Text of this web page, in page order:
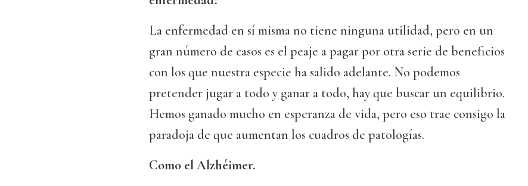
La enfermedad en sí misma no tiene ninguna utilidad, pero en un
gran número de casos es el peaje a pagar por otra serie de beneficios
con los que nuestra especie ha salido adelante. No podemos
pretender jugar a todo y ganar a todo, hay que buscar un equilibrio.
Hemos ganado mucho en esperanza de vida, pero eso trae consigo la
paradoja de que aumentan los cuadros de patologías.
Como el Alzhéimer.